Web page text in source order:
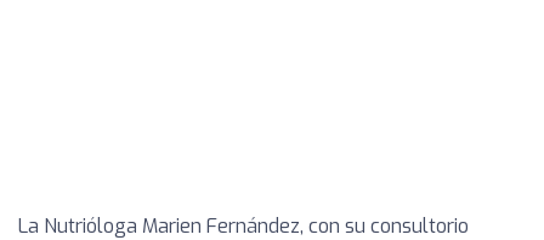
La Nutrióloga Marien Fernández, con su consultorio